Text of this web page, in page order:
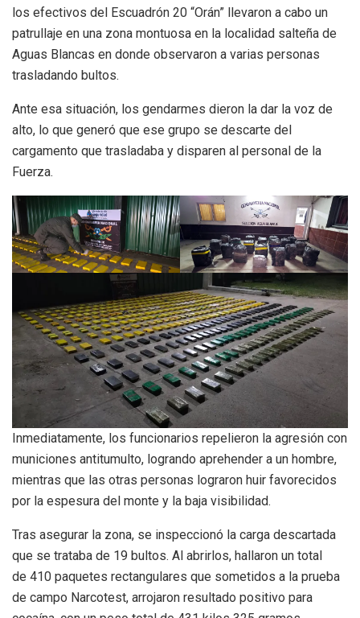
los efectivos del Escuadrón 20 “Orán” llevaron a cabo un
patrullaje en una zona montuosa en la localidad salteña de
Aguas Blancas en donde observaron a varias personas
trasladando bultos.
Ante esa situación, los gendarmes dieron la dar la voz de
alto, lo que generó que ese grupo se descarte del
cargamento que trasladaba y disparen al personal de la
Fuerza.
Inmediatamente, los funcionarios repelieron la agresión con
municiones antitumulto, logrando aprehender a un hombre,
mientras que las otras personas lograron huir favorecidos
por la espesura del monte y la baja visibilidad.
Tras asegurar la zona, se inspeccionó la carga descartada
que se trataba de 19 bultos. Al abrirlos, hallaron un total
de 410 paquetes rectangulares que sometidos a la prueba
de campo Narcotest, arrojaron resultado positivo para